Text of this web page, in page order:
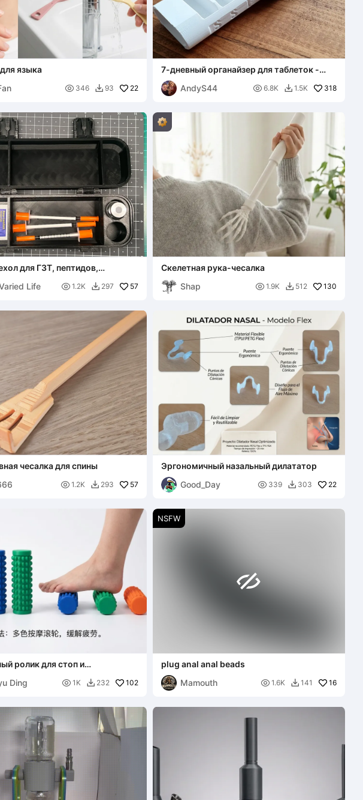
языка
 346  93 22
7-дневный органайзер для таблеток -
Версия 2 (Широкая)
AndyS44
 6.8K  1.5K 318
для ГЗТ, пептидов,
шприцев, медицинский
хранения
Life  1.2K  297 57
Скелетная рука-чесалка
Shap
 1.9K  512 130
чесалка для спины
 1.2K  293 57
Эргономичный назальный дилататор
Good_Day
 339  303 22
ролик для стоп и
подошв
Ding
 1K  232 102
NSFW

plug anal anal beads
Mamouth
 1.6K  141 16